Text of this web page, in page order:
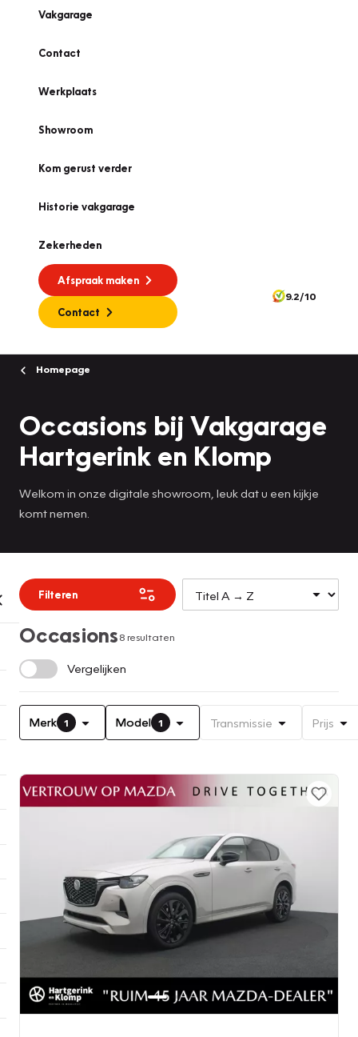
Vakgarage
Contact
Werkplaats
Showroom
Kom gerust verder
Historie vakgarage
Zekerheden
Afspraak maken
Contact
9.2/10
Homepage
Occasions bij Vakgarage
Hartgerink en Klomp
Welkom in onze digitale showroom, leuk dat u een kijkje
komt nemen.
Filteren
Occasions8 resultaten
Vergelijken
Merk 1 Model 1 Transmissie Prijs